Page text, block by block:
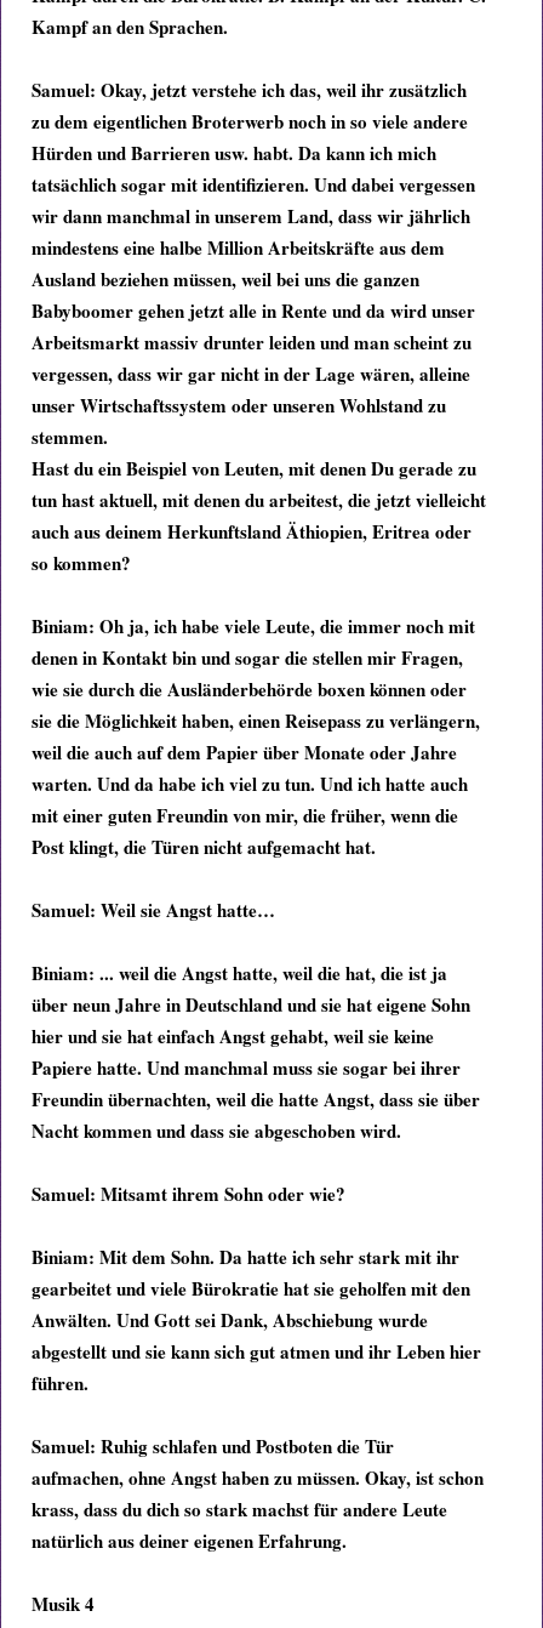
Kampf an den Sprachen.
Samuel: Okay, jetzt verstehe ich das, weil ihr zusätzlich
zu dem eigentlichen Broterwerb noch in so viele andere
Hürden und Barrieren usw. habt. Da kann ich mich
tatsächlich sogar mit identifizieren. Und dabei vergessen
wir dann manchmal in unserem Land, dass wir jährlich
mindestens eine halbe Million Arbeitskräfte aus dem
Ausland beziehen müssen, weil bei unsdie ganzen
Babyboomer gehen jetzt alle in Rente und da wird unser
Arbeitsmarkt massiv drunter leiden und man scheint zu
vergessen, dass wir gar nicht in der Lage wären, alleine
unser Wirtschaftssystem oder unseren Wohlstand zu
stemmen.
Hast du ein Beispiel von Leuten, mit denen Du gerade zu
tun hast aktuell, mit denen du arbeitest, die jetzt vielleicht
auch aus deinem Herkunftsland Äthiopien, Eritrea oder
so kommen?
Biniam: Oh ja, ich habe viele Leute, die immer noch mit
denen in Kontakt bin und sogar die stellen mir Fragen,
wie sie durch die Ausländerbehörde boxen können oder
sie die Möglichkeit haben, einen Reisepass zu verlängern,
weil die auch auf dem Papier über Monate oder Jahre
warten. Und da habe ich viel zu tun. Und ich hatte auch
mit einer guten Freundin von mir, die früher, wenn die
Post klingt, die Türen nicht aufgemacht hat.
Samuel: Weil sie Angst hatte…
Biniam: ... weil die Angst hatte, weil die hat, die ist ja
über neun Jahre in Deutschland und sie hat eigene Sohn
hier und sie hat einfach Angst gehabt, weil sie keine
Papiere hatte. Und manchmal muss sie sogar bei ihrer
Freundin übernachten, weil die hatte Angst, dass sie über
Nacht kommen und dass sie abgeschoben wird.
Samuel: Mitsamt ihrem Sohn oder wie?
Biniam: Mit dem Sohn. Da hatte ich sehr stark mit ihr
gearbeitet und viele Bürokratie hat sie geholfen mit den
Anwälten. Und Gott sei Dank, Abschiebung wurde
abgestellt und sie kann sich gut atmen und ihr Leben hier
führen.
Samuel: Ruhig schlafen und Postboten die Tür
aufmachen, ohne Angst haben zu müssen. Okay, ist schon
krass, dass du dich so stark machst für andere Leute
natürlich aus deiner eigenen Erfahrung.
Musik 4